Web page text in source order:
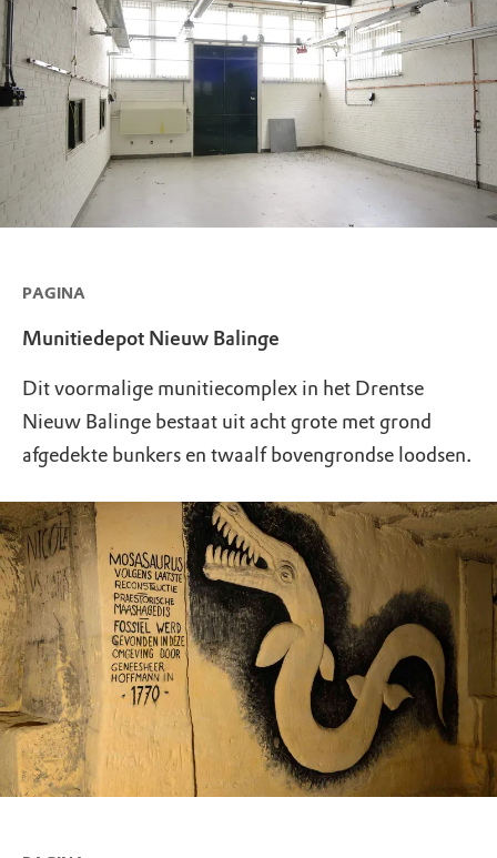
PAGINA
Munitiedepot Nieuw Balinge
Dit voormalige munitiecomplex in het Drentse
Nieuw Balinge bestaat uit acht grote met grond
afgedekte bunkers en twaalf bovengrondse loodsen.